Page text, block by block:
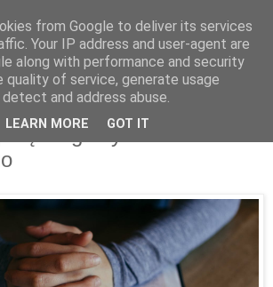
06, 2022
życia
from Google to deliver its services
Your IP address and user-agent are
along with performance and security
quality of service, generate usage
and address abuse.
LEARN MORE GOT IT